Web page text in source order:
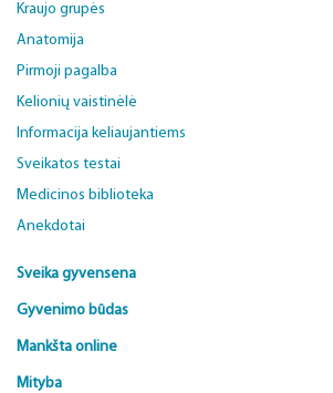
Kraujo grupės
Anatomija
Pirmoji pagalba
Kelionių vaistinėlė
Informacija keliaujantiems
Sveikatos testai
Medicinos biblioteka
Anekdotai
Sveika gyvensena
Gyvenimo būdas
Mankšta online
Mityba